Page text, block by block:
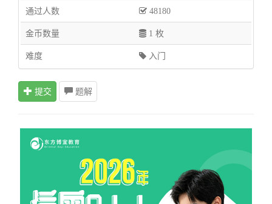
通过人数 48180
金币数量 1 枚
难度 入门
提交 题解